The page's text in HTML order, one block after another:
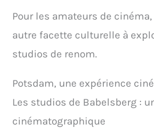
Pour les amateurs de
autre facette culturelle à
studios de renom.
Potsdam, une expérience
Les studios de Babelsberg :
cinématographique